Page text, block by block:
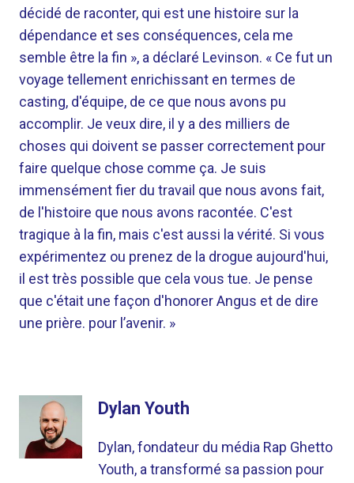
décidé de raconter, qui est une histoire sur la
dépendance et ses conséquences, cela me
semble être la fin », a déclaré Levinson. « Ce fut un
voyage tellement enrichissant en termes de
casting, d'équipe, de ce que nous avons pu
accomplir. Je veux dire, il y a des milliers de
choses qui doivent se passer correctement pour
faire quelque chose comme ça. Je suis
immensément fier du travail que nous avons fait,
de l'histoire que nous avons racontée. C'est
tragique à la fin, mais c'est aussi la vérité. Si vous
expérimentez ou prenez de la drogue aujourd'hui,
il est très possible que cela vous tue. Je pense
que c'était une façon d'honorer Angus et de dire
une prière. pour l’avenir. »
Dylan Youth
Dylan, fondateur du média Rap Ghetto
Youth, a transformé sa passion pour